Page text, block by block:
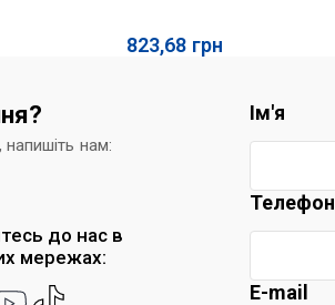
823,68 грн
нам:
до нас в
мережах:
Ім'я
Телефон
E-mail